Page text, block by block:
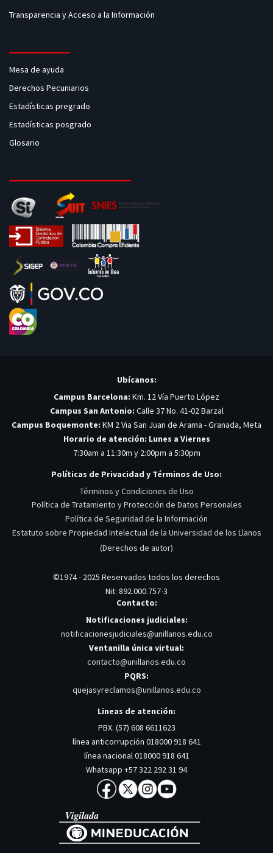
Transparencia y Acceso a la Información
Mesa de ayuda
Derechos Pecuniarios
Estadísticas pregrado
Estadísticas posgrado
Glosario
Ubícanos:
Campus Barcelona: Km. 12 Vía Puerto López
Campus San Antonio: Calle 37 No. 41-02 Barzal
Campus Boquemonte: KM 2 Via San Juan de Arama - Granada, Meta
Horario de atención: Lunes a Viernes
7:30am a 11:30m y 2:00pm a 5:30pm
Políticas de Privacidad y Términos de Uso:
Términos y Condiciones de Uso
Política de Tratamiento y Protección de Datos Personales
Política de Seguridad de la Información
Estatuto sobre Propiedad Intelectual de la Universidad de los Llanos
(Derechos de autor)
©1974 - 2025 Reservados todos los derechos
Nit: 892.000.757-3
Contacto:
Notificaciones judiciales:
notificacionesjudiciales@unillanos.edu.co
Ventanilla única virtual:
contacto@unillanos.edu.co
PQRS:
quejasyreclamos@unillanos.edu.co
Lineas de atención:
PBX. (57) 608 6611623
línea anticorrupción 018000 918 641
línea nacional 018000 918 641
Whatsapp +57 322 292 31 94